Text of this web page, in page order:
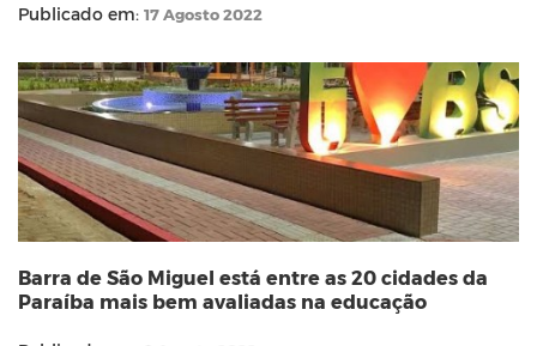
Publicado em: 17 Agosto 2022
Barra de São Miguel está entre as 20 cidades da
Paraíba mais bem avaliadas na educação